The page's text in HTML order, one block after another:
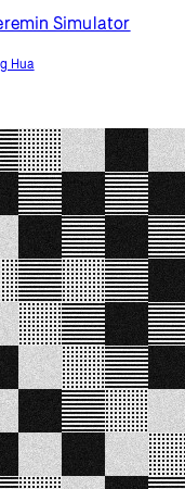
Simulator
Hua